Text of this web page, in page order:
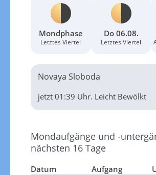
Mondphase
Letztes Viertel
Do 06.08.
Letztes Viertel
Novaya Sloboda
jetzt 01:39 Uhr. Leicht Bewölkt
Mondaufgänge und -
nächsten 16 Tage
Datum Aufgang